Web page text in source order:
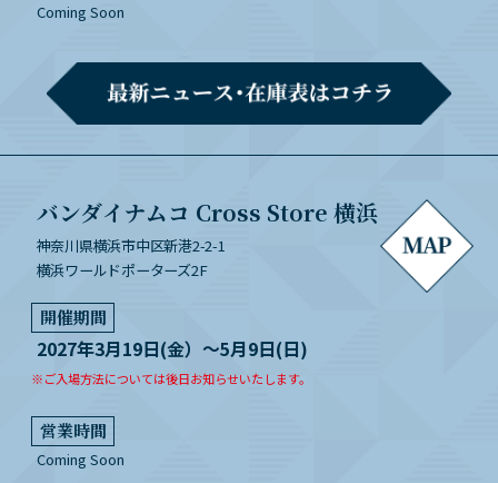
Coming Soon
バンダイナムコ Cross Store 横浜
神奈川県横浜市中区新港2-2-1
横浜ワールドポーターズ2F
開催期間
2027年3月19日(金）～5月9日(日)
※ご入場方法については後日お知らせいたします。
営業時間
Coming Soon